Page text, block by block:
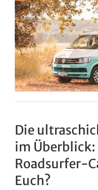
Die
im Überblick:
Roadsurfer-
Euch?